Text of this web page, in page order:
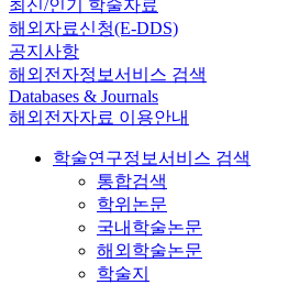
최신/인기 학술자료
해외자료신청(E-DDS)
공지사항
해외전자정보서비스 검색
Databases & Journals
해외전자자료 이용안내
학술연구정보서비스 검색
통합검색
학위논문
국내학술논문
해외학술논문
학술지